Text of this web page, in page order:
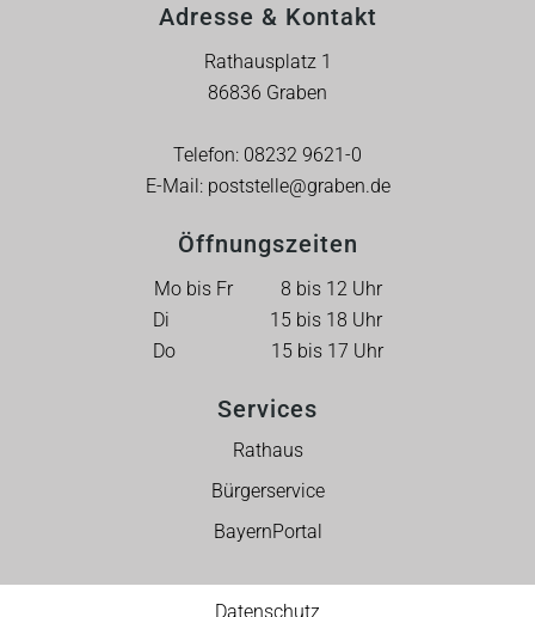
Adresse & Kontakt
Rathausplatz 1
86836 Graben
Telefon: 08232 9621-0
E-Mail: poststelle@graben.de
Öffnungszeiten
Mo bis Fr 8 bis 12 Uhr
Di 15 bis 18 Uhr
Do 15 bis 17 Uhr
Services
Rathaus
Bürgerservice
BayernPortal
Datenschutz